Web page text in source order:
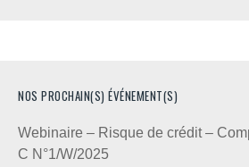
NOS PROCHAIN(S) ÉVÉNEMENT(S)
Webinaire – Risque de crédit –
C N°1/W/2025